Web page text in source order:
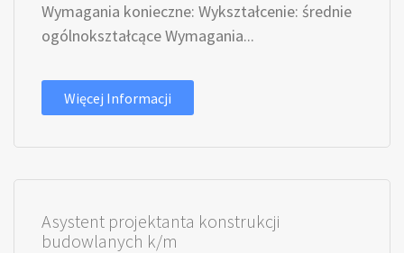
Wymagania konieczne: Wykształcenie: średnie
ogólnokształcące Wymagania...
Więcej Informacji
Asystent projektanta konstrukcji
budowlanych k/m